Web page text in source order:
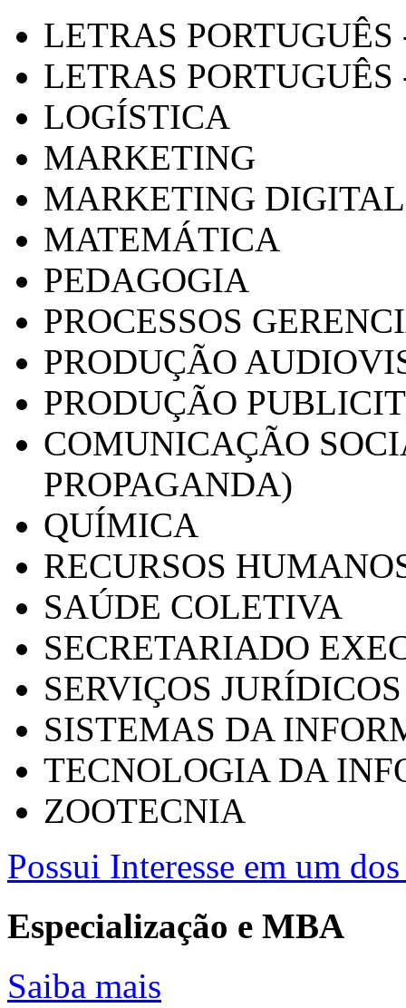
LETRAS
LETRAS PORTUGUÊS
LOGÍSTICA
MARKETING
MARKETING DIGITAL
MATEMÁTICA
PEDAGOGIA
PROCESSOS
PRODUÇÃO
PRODUÇÃO
COMUNICAÇÃO
PROPAGANDA)
QUÍMICA
RECURSOS
SAÚDE COLETIVA
SECRETARIADO
SERVIÇOS
SISTEMAS DA
TECNOLOGIA DA
ZOOTECNIA
Possui Interesse em um
Especialização e MBA
Saiba mais